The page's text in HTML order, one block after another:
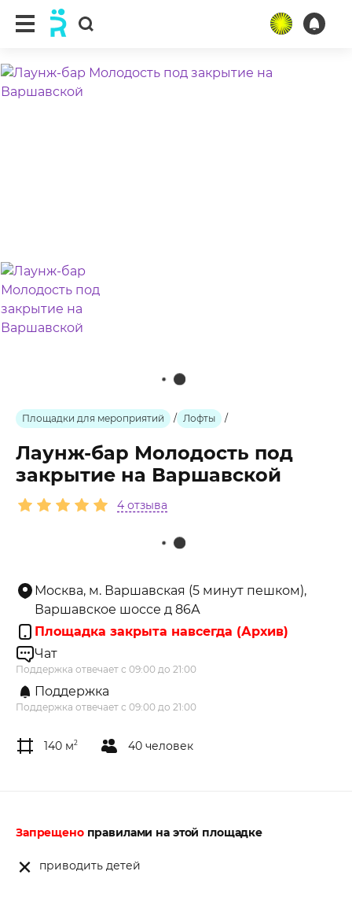
Площадки для мероприятий / Лофты /
Лаунж-бар Молодость под
закрытие на Варшавской
4 отзыва
Москва, м. Варшавская (5 минут пешком),
Варшавское шоссе д 86А
Площадка закрыта навсегда (Архив)
Чат
Поддержка отвечает с 09:00 до 21:00
Поддержка
Поддержка отвечает с 09:00 до 21:00
140 м2 40 человек
Запрещеноправилами на этой площадке
приводить детей